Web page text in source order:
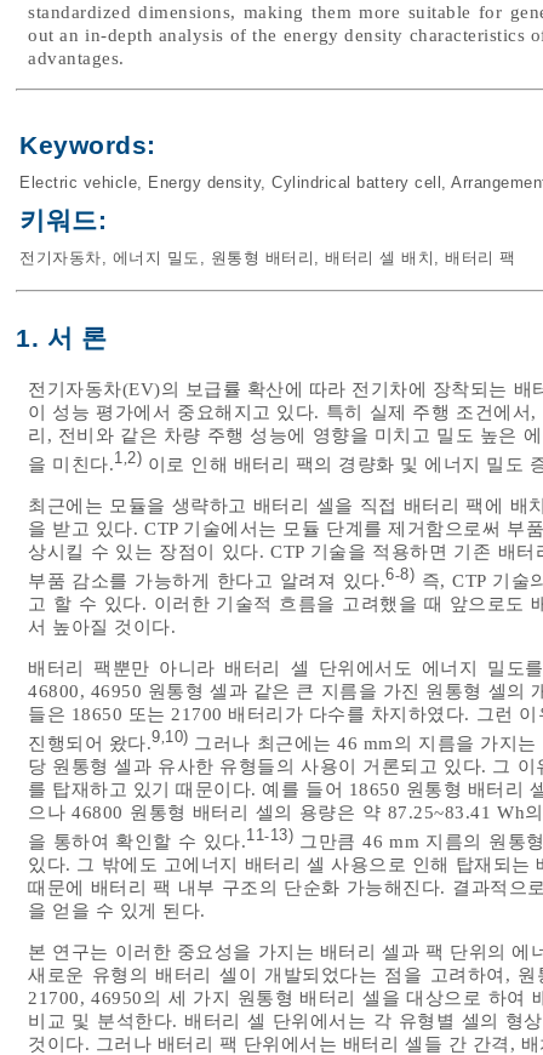
standardized dimensions, making them more suitable for
out an in-depth analysis of the energy density characteristics
advantages.
Keywords:
Electric vehicle, Energy density, Cylindrical battery cell ,
키워드:
전기자동차, 에너지 밀도 , 원통형 배터리 , 배터리 셀 배치 , 배터리 팩
1. 서 론
전기자동차(EV)의 보급률 확산에 따라 전기차에 장착되는
이 성능 평가에서 중요해지고 있다. 특히 실제 주행 조건에
리, 전비와 같은 차량 주행 성능에 영향을 미치고 밀도 높은
을 미친다.1,2) 이로 인해 배터리 팩의 경량화 및 에너지 밀도
최근에는 모듈을 생략하고 배터리 셀을 직접 배터리 팩에 배
을 받고 있다. CTP 기술에서는 모듈 단계를 제거함으로써 부
상시킬 수 있는 장점이 있다. CTP 기술을 적용하면 기존 배
부품 감소를 가능하게 한다고 알려져 있다.6-8) 즉, CTP 기술
고 할 수 있다. 이러한 기술적 흐름을 고려했을 때 앞으로도
서 높아질 것이다.
배터리 팩뿐만 아니라 배터리 셀 단위에서도 에너지 밀도
46800, 46950 원통형 셀과 같은 큰 지름을 가진 원통형 셀의
들은 18650 또는 21700 배터리가 다수를 차지하였다. 그런
진행되어 왔다.9 10) 그러나 최근에는 46 mm의 지름을 가지
당 원통형 셀과 유사한 유형들의 사용이 거론되고 있다. 그
를 탑재하고 있기 때문이다. 예를 들어 18650 원통형 배터리
으나 46800 원통형 배터리 셀의 용량은 약 87.25~83.41 Wh
을 통하여 확인할 수 있다.11-13) 그만큼 46 mm 지름의 원통
있다. 그 밖에도 고에너지 배터리 셀 사용으로 인해 탑재되
때문에 배터리 팩 내부 구조의 단순화 가능해진다. 결과적으
을 얻을 수 있게 된다.
본 연구는 이러한 중요성을 가지는 배터리 셀과 팩 단위의
새로운 유형의 배터리 셀이 개발되었다는 점을 고려하여,
21700, 46950의 세 가지 원통형 배터리 셀을 대상으로 하여
비교 및 분석한다. 배터리 셀 단위에서는 각 유형별 셀의 형
것이다. 그러나 배터리 팩 단위에서는 배터리 셀들 간 간격,